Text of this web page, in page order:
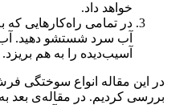
خواهد داد.
در تمامی راه‌کارهایی که
آب سرد شستشو دهید.
آسیب‌دیده را به هم بریزد.
در این مقاله انواع سوختگی
بررسی کردیم. در مقاله‌‌ی بعد